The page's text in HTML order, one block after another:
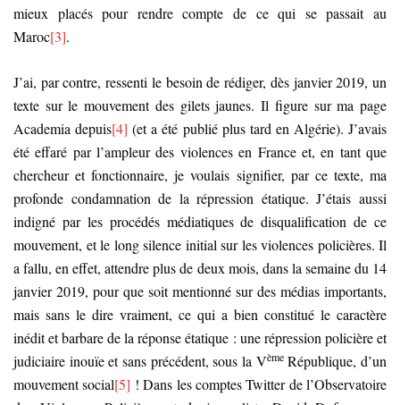
mieux placés pour rendre compte de ce qui se passait au
Maroc[3].
J’ai, par contre, ressenti le besoin de rédiger, dès janvier 2019, un
texte sur le mouvement des gilets jaunes. Il figure sur ma page
Academia depuis[4] (et a été publié plus tard en Algérie). J’avais
été effaré par l’ampleur des violences en France et, en tant que
chercheur et fonctionnaire, je voulais signifier, par ce texte, ma
profonde condamnation de la répression étatique. J’étais aussi
indigné par les procédés médiatiques de disqualification de ce
mouvement, et le long silence initial sur les violences policières. Il
a fallu, en effet, attendre plus de deux mois, dans la semaine du 14
janvier 2019, pour que soit mentionné sur des médias importants,
mais sans le dire vraiment, ce qui a bien constitué le caractère
inédit et barbare de la réponse étatique : une répression policière et
judiciaire inouïe et sans précédent, sous la VèmeRépublique, d’un
mouvement social[5] ! Dans les comptes Twitter de l’Observatoire